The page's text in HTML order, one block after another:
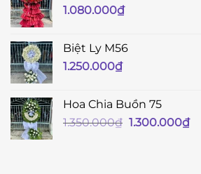
1.080.000₫
Biệt Ly M56
1.250.000₫
Hoa Chia Buồn 75
1.350.000₫ Giá
1.300.000₫Giá